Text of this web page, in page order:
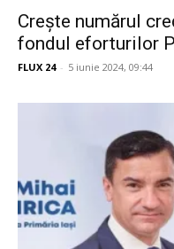
Crește numărul
fondul eforturilor
FLUX 24 - 5 iunie 2024, 09:44